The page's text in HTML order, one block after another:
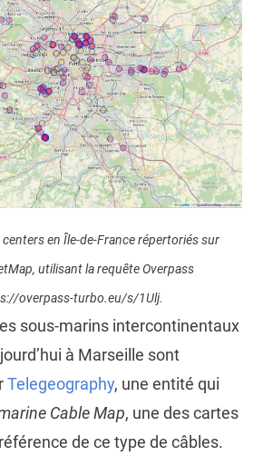
en Île-de-France répertoriés sur
utilisant la requête Overpass
overpass-turbo.eu/s/1Ulj.
sous-marins intercontinentaux
à Marseille sont
Telegeography, une entité qui
Cable Map, une des cartes
de ce type de câbles.